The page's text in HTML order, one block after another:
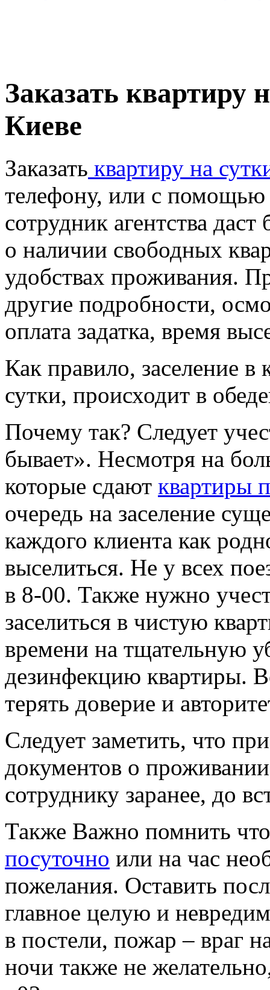
Заказать квартиру
Киеве
Заказать квартиру на
телефону, или с помощью
сотрудник агентства
о наличии свободных
удобствах проживания.
другие подробности,
оплата задатка, время
Как правило, заселение в
сутки, происходит в
Почему так? Следует
бывает». Несмотря на
которые сдают квартиры
очередь на заселение
каждого клиента как
выселиться. Не у всех
в 8-00. Также нужно
заселиться в чистую
времени на тщательную
дезинфекцию квартиры.
терять доверие и
Следует заметить, что
документов о
сотруднику заранее, до
Также Важно помнить
посуточно или на час
пожелания. Оставить
главное целую и
в постели, пожар – враг
ночи также не